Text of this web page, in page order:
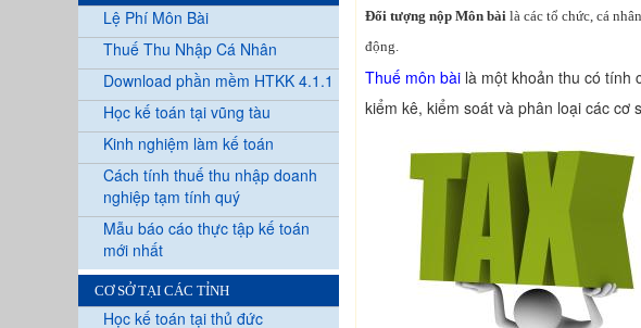
Lệ Phí Môn Bài
Thuế Thu Nhập Cá Nhân
Download phần mềm HTKK 4.1.1
Học kế toán tại vũng tàu
Kinh nghiệm làm kế toán
Cách tính thuế thu nhập doanh
nghiệp tạm tính quý
Mẫu báo cáo thực tập kế toán
mới nhất
CƠ SỞ TẠI CÁC TỈNH
Học kế toán tại thủ đức
Đối tượng nộp Môn bài là các tổ chức, cá
động.
Thuế môn bài là một khoản thu có tính
kiểm kê, kiểm soát và phân loại các cơ